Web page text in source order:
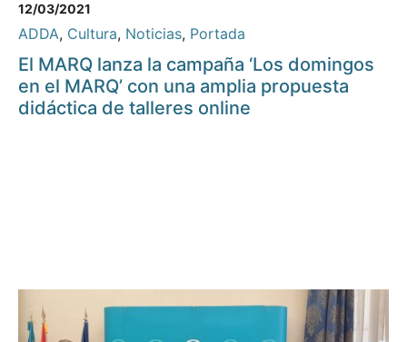
12/03/2021
ADDA, Cultura, Noticias, Portada
El MARQ lanza la campaña ‘Los domingos
en el MARQ’ con una amplia propuesta
didáctica de talleres online